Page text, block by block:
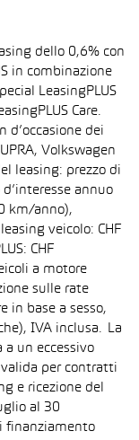
dello 0,6% con
in combinazione
LeasingPLUS
Care.
d’occasione dei
Volkswagen
leasing: prezzo di
annuo
km/anno),
veicolo: CHF
CHF
a motore
sulle rate
in base a sesso,
IVA inclusa. La
a un eccessivo
per contratti
e ricezione del
al 30
finanziamento